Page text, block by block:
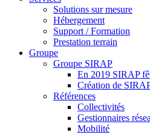
Solutions sur mesure
Hébergement
Support / Formation
Prestation terrain
Groupe
Groupe SIRAP
En 2019 SIRAP
Création de
Références
Collectivités
Gestionnaires
Mobilité